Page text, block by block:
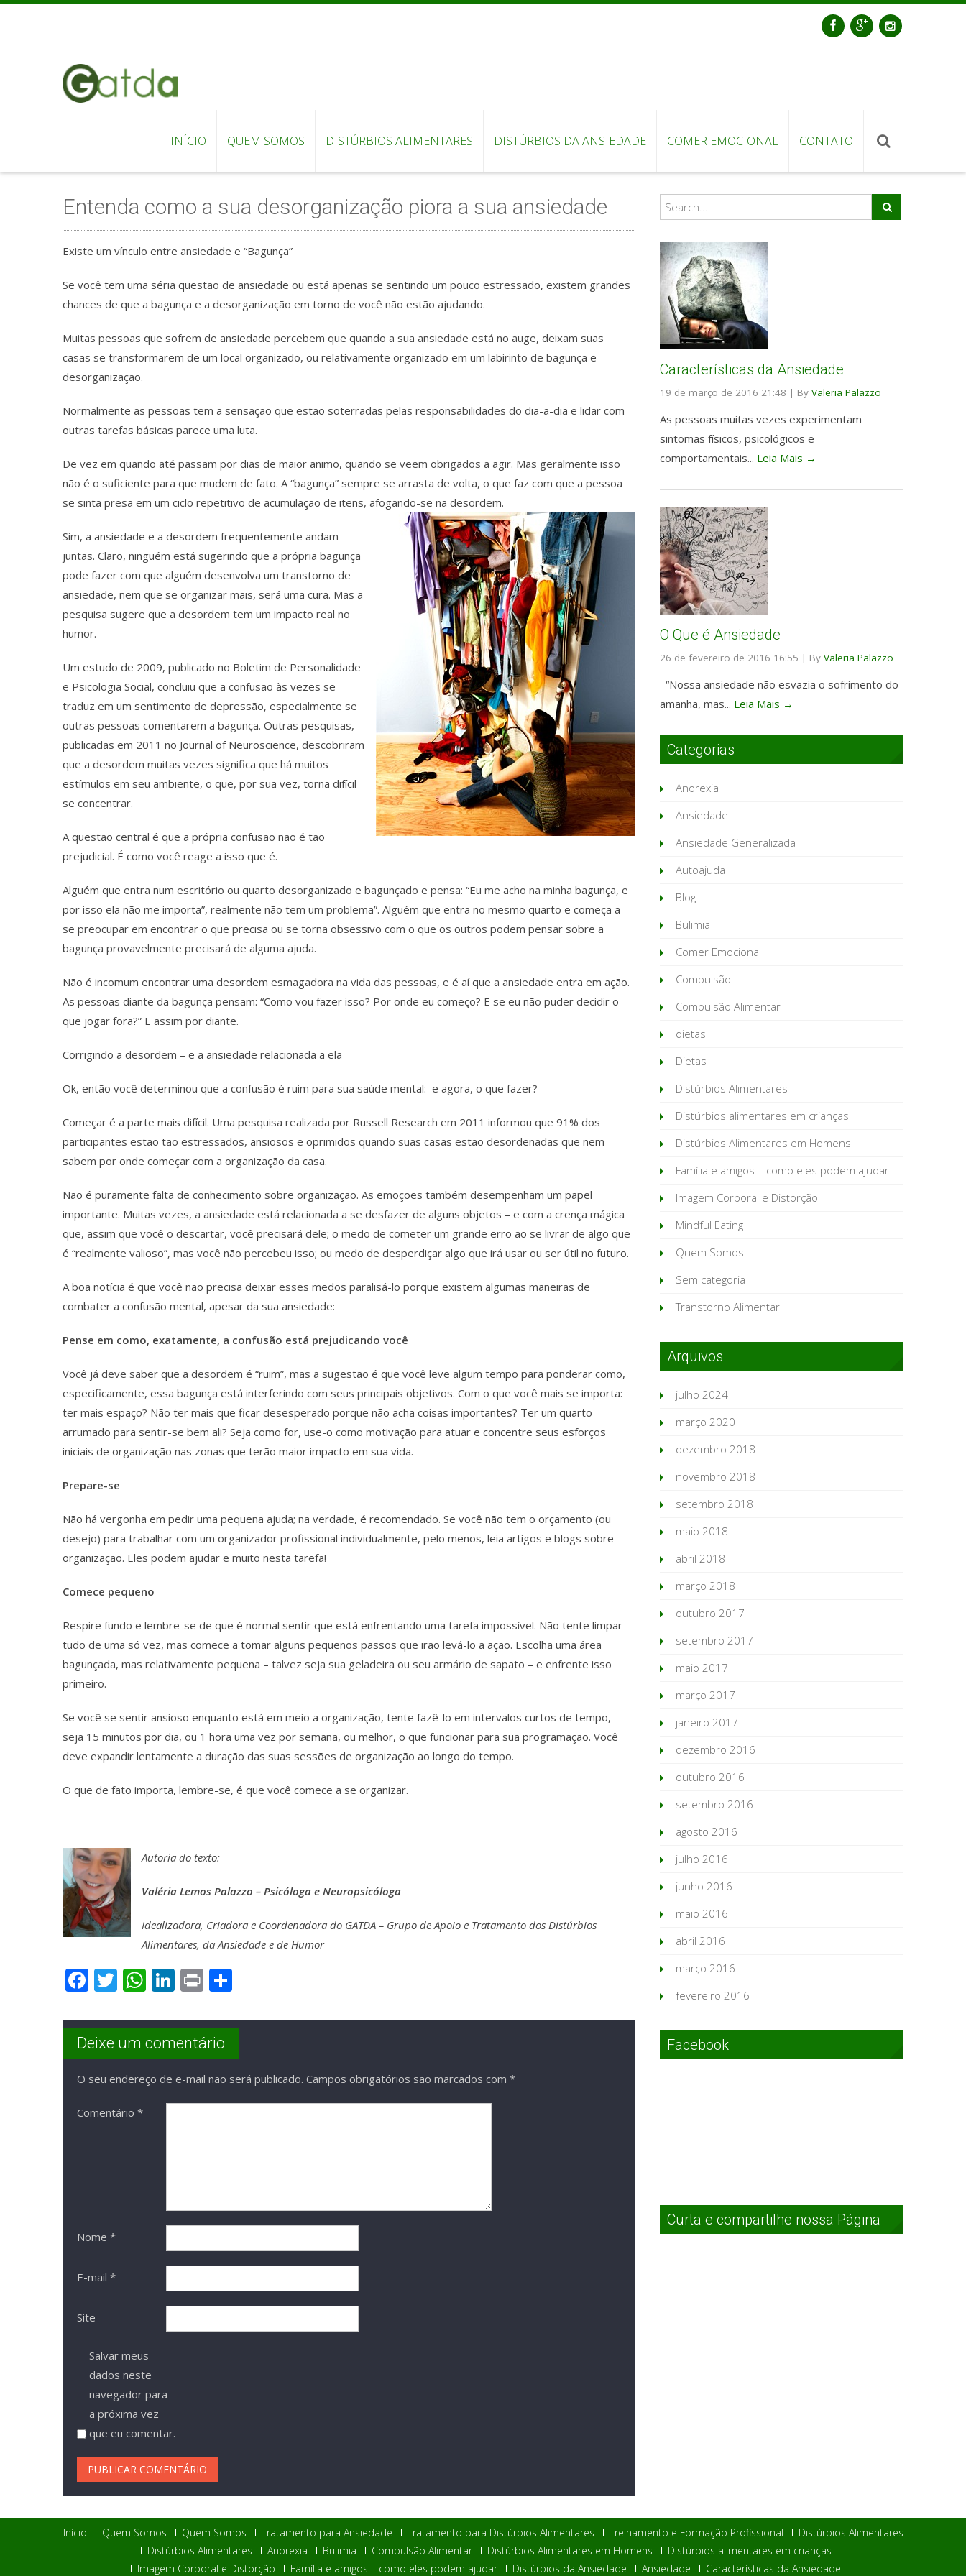
INÍCIO QUEM SOMOS DISTÚRBIOS ALIMENTARES DISTÚRBIOS DA ANSIEDADE COMER EMOCIONAL CONTATO
Entenda como a sua desorganização piora a sua ansiedade
Existe um vínculo entre ansiedade e “Bagunça”
Se você tem uma séria questão de ansiedade ou está apenas se sentindo um pouco estressado, existem grandes
chances de que a bagunça e a desorganização em torno de você não estão ajudando.
Muitas pessoas que sofrem de ansiedade percebem que quando a sua ansiedade está no auge, deixam suas
casas se transformarem de um local organizado, ou relativamente organizado em um labirinto de bagunça e
desorganização.
Normalmente as pessoas tem a sensação que estão soterradas pelas responsabilidades do dia-a-dia e lidar com
outras tarefas básicas parece uma luta.
De vez em quando até passam por dias de maior animo, quando se veem obrigados a agir. Mas geralmente isso
não é o suficiente para que mudem de fato. A “bagunça” sempre se arrasta de volta, o que faz com que a pessoa
se sinta presa em um ciclo repetitivo de acumulação de itens, afogando-se na desordem.
Sim, a ansiedade e a desordem frequentemente andam
juntas. Claro, ninguém está sugerindo que a própria bagunça
pode fazer com que alguém desenvolva um transtorno de
ansiedade, nem que se organizar mais, será uma cura. Mas a
pesquisa sugere que a desordem tem um impacto real no
humor.
Um estudo de 2009, publicado no Boletim de Personalidade
e Psicologia Social, concluiu que a confusão às vezes se
traduz em um sentimento de depressão, especialmente se
outras pessoas comentarem a bagunça. Outras pesquisas,
publicadas em 2011 no Journal of Neuroscience, descobriram
que a desordem muitas vezes significa que há muitos
estímulos em seu ambiente, o que, por sua vez, torna difícil
se concentrar.
A questão central é que a própria confusão não é tão
prejudicial. É como você reage a isso que é.
Alguém que entra num escritório ou quarto desorganizado e bagunçado e pensa: “Eu me acho na minha bagunça, e
por isso ela não me importa”, realmente não tem um problema”. Alguém que entra no mesmo quarto e começa a
se preocupar em encontrar o que precisa ou se torna obsessivo com o que os outros podem pensar sobre a
bagunça provavelmente precisará de alguma ajuda.
Não é incomum encontrar uma desordem esmagadora na vida das pessoas, e é aí que a ansiedade entra em ação.
As pessoas diante da bagunça pensam: “Como vou fazer isso? Por onde eu começo? E se eu não puder decidir o
que jogar fora?” E assim por diante.
Corrigindo a desordem – e a ansiedade relacionada a ela
Ok, então você determinou que a confusão é ruim para sua saúde mental: e agora, o que fazer?
Começar é a parte mais difícil. Uma pesquisa realizada por Russell Research em 2011 informou que 91% dos
participantes estão tão estressados, ansiosos e oprimidos quando suas casas estão desordenadas que nem
sabem por onde começar com a organização da casa.
Não é puramente falta de conhecimento sobre organização. As emoções também desempenham um papel
importante. Muitas vezes, a ansiedade está relacionada a se desfazer de alguns objetos – e com a crença mágica
que, assim que você o descartar, você precisará dele; o medo de cometer um grande erro ao se livrar de algo que
é “realmente valioso”, mas você não percebeu isso; ou medo de desperdiçar algo que irá usar ou ser útil no futuro.
A boa notícia é que você não precisa deixar esses medos paralisá-lo porque existem algumas maneiras de
combater a confusão mental, apesar da sua ansiedade:
Pense em como, exatamente, a confusão está prejudicando você
Você já deve saber que a desordem é “ruim”, mas a sugestão é que você leve algum tempo para ponderar como,
especificamente, essa bagunça está interferindo com seus principais objetivos. Com o que você mais se importa:
ter mais espaço? Não ter mais que ficar desesperado porque não acha coisas importantes? Ter um quarto
arrumado para sentir-se bem ali? Seja como for, use-o como motivação para atuar e concentre seus esforços
iniciais de organização nas zonas que terão maior impacto em sua vida.
Prepare-se
Não há vergonha em pedir uma pequena ajuda; na verdade, é recomendado. Se você não tem o orçamento (ou
desejo) para trabalhar com um organizador profissional individualmente, pelo menos, leia artigos e blogs sobre
organização. Eles podem ajudar e muito nesta tarefa!
Comece pequeno
Respire fundo e lembre-se de que é normal sentir que está enfrentando uma tarefa impossível. Não tente limpar
tudo de uma só vez, mas comece a tomar alguns pequenos passos que irão levá-lo a ação. Escolha uma área
bagunçada, mas relativamente pequena – talvez seja sua geladeira ou seu armário de sapato – e enfrente isso
primeiro.
Se você se sentir ansioso enquanto está em meio a organização, tente fazê-lo em intervalos curtos de tempo,
seja 15 minutos por dia, ou 1 hora uma vez por semana, ou melhor, o que funcionar para sua programação. Você
deve expandir lentamente a duração das suas sessões de organização ao longo do tempo.
O que de fato importa, lembre-se, é que você comece a se organizar.
Autoria do texto:
Valéria Lemos Palazzo – Psicóloga e Neuropsicóloga
Idealizadora, Criadora e Coordenadora do GATDA – Grupo de Apoio e Tratamento dos Distúrbios
Alimentares, da Ansiedade e de Humor
Facebook
Twitter
WhatsApp
LinkedIn
Print
Deixe um comentário
O seu endereço de e-mail não será publicado. Campos obrigatórios são marcados com *
Comentário *
Nome *
E-mail *
Site
Salvar meus
dados neste
navegador para
a próxima vez
que eu comentar.
Características da Ansiedade
19 de março de 2016 21:48 | By Valeria Palazzo
As pessoas muitas vezes experimentam
sintomas físicos, psicológicos e
comportamentais... Leia Mais →
O Que é Ansiedade
26 de fevereiro de 2016 16:55 | By Valeria Palazzo
“Nossa ansiedade não esvazia o sofrimento do
amanhã, mas... Leia Mais →
Categorias
Anorexia
Ansiedade
Ansiedade Generalizada
Autoajuda
Blog
Bulimia
Comer Emocional
Compulsão
Compulsão Alimentar
dietas
Dietas
Distúrbios Alimentares
Distúrbios alimentares em crianças
Distúrbios Alimentares em Homens
Família e amigos – como eles podem ajudar
Imagem Corporal e Distorção
Mindful Eating
Quem Somos
Sem categoria
Transtorno Alimentar
Arquivos
julho 2024
março 2020
dezembro 2018
novembro 2018
setembro 2018
maio 2018
abril 2018
março 2018
outubro 2017
setembro 2017
maio 2017
março 2017
janeiro 2017
dezembro 2016
outubro 2016
setembro 2016
agosto 2016
julho 2016
junho 2016
maio 2016
abril 2016
março 2016
fevereiro 2016
Facebook
Curta e compartilhe nossa Página
Início Quem Somos Quem Somos Tratamento para Ansiedade Tratamento para Distúrbios Alimentares Treinamento e Formação Profissional
Distúrbios Alimentares
Distúrbios Alimentares
Anorexia Bulimia Compulsão Alimentar Distúrbios Alimentares em Homens
Distúrbios alimentares em crianças
Imagem Corporal e Distorção
Família e amigos – como eles podem ajudar Distúrbios da Ansiedade Ansiedade Características da Ansiedade